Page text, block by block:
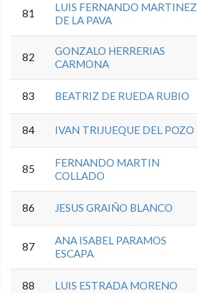
81
LUIS FERNANDO MARTINEZ
DE LA PAVA
82
GONZALO HERRERIAS
CARMONA
83 BEATRIZ DE RUEDA RUBIO
84 IVAN TRIJUEQUE DEL POZO
85
FERNANDO MARTIN
COLLADO
86 JESUS GRAIÑO BLANCO
87
ANA ISABEL PARAMOS
ESCAPA
88 LUIS ESTRADA MORENO